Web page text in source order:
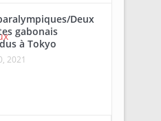
Deux
gabonais
à Tokyo
2021